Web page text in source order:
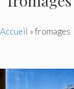
Accueil »fromages